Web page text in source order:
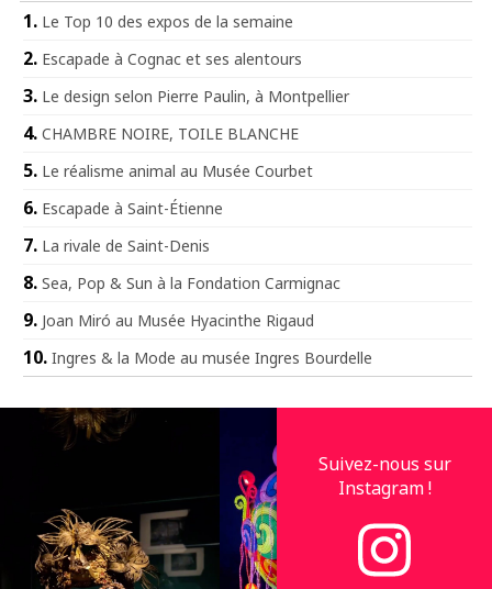
Le Top 10 des expos de la semaine
Escapade à Cognac et ses alentours
Le design selon Pierre Paulin, à Montpellier
CHAMBRE NOIRE, TOILE BLANCHE
Le réalisme animal au Musée Courbet
Escapade à Saint-Étienne
La rivale de Saint-Denis
Sea, Pop & Sun à la Fondation Carmignac
Joan Miró au Musée Hyacinthe Rigaud
Ingres & la Mode au musée Ingres Bourdelle
Suivez-nous sur
Instagram !